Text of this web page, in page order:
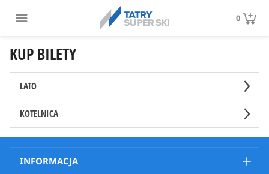
0
KUP BILETY
LATO
KOTELNICA
INFORMACJA